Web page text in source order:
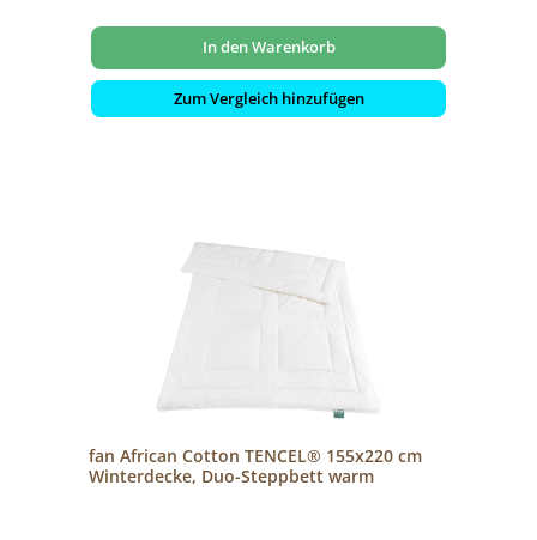
In den Warenkorb
Zum Vergleich hinzufügen
fan African Cotton TENCEL® 155x220 cm
Winterdecke, Duo-Steppbett warm